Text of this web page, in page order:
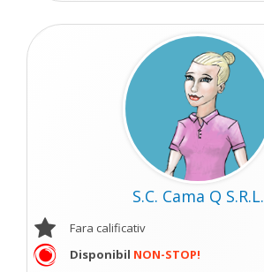
S.C. Cama Q S.R.L.
Fara calificativ
Disponibil NON-STOP!